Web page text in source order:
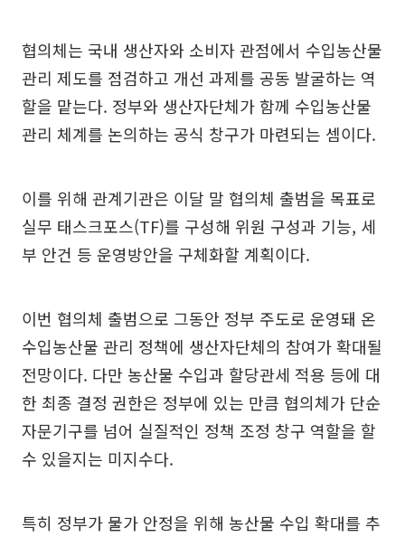
협의체는 국내 생산자와 소비자 관점에서 수입농산물
관리 제도를 점검하고 개선 과제를 공동 발굴하는 역
할을 맡는다. 정부와 생산자단체가 함께 수입농산물
관리 체계를 논의하는 공식 창구가 마련되는 셈이다.
이를 위해 관계기관은 이달 말 협의체 출범을 목표로
실무 태스크포스(TF)를 구성해 위원 구성과 기능, 세
부 안건 등 운영방안을 구체화할 계획이다.
이번 협의체 출범으로 그동안 정부 주도로 운영돼 온
수입농산물 관리 정책에 생산자단체의 참여가 확대될
전망이다. 다만 농산물 수입과 할당관세 적용 등에 대
한 최종 결정 권한은 정부에 있는 만큼 협의체가 단순
자문기구를 넘어 실질적인 정책 조정 창구 역할을 할
수 있을지는 미지수다.
특히 정부가 물가 안정을 위해 농산물 수입 확대를 추